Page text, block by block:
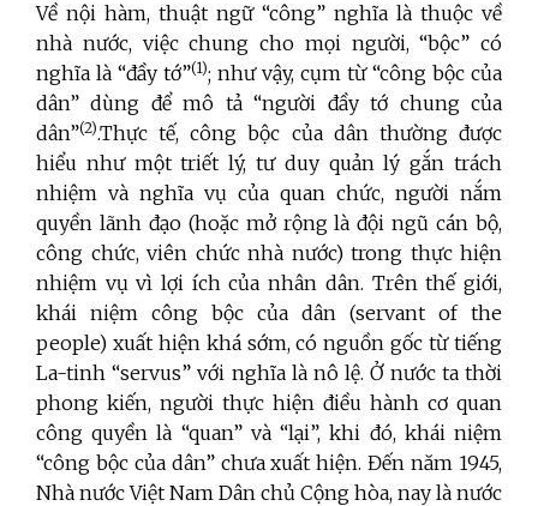
Về nội hàm, thuật ngữ “công” nghĩa là thuộc về
nhà nước, việc chung cho mọi người, “bộc” có
nghĩa là “đầy tớ”(1); như vậy, cụm từ “công bộc của
dân” dùng để mô tả “người đầy tớ chung của
dân”(2).Thực tế, công bộc của dân thường được
hiểu như một triết lý, tư duy quản lý gắn trách
nhiệm và nghĩa vụ của quan chức, người nắm
quyền lãnh đạo (hoặc mở rộng là đội ngũ cán bộ,
công chức, viên chức nhà nước) trong thực hiện
nhiệm vụ vì lợi ích của nhân dân. Trên thế giới,
khái niệm công bộc của dân (servant of the
people) xuất hiện khá sớm, có nguồn gốc từ tiếng
La-tinh “servus” với nghĩa là nô lệ. Ở nước ta thời
phong kiến, người thực hiện điều hành cơ quan
công quyền là “quan” và “lại”, khi đó, khái niệm
“công bộc của dân” chưa xuất hiện. Đến năm 1945,
Nhà nước Việt Nam Dân chủ Cộng hòa, nay là nước